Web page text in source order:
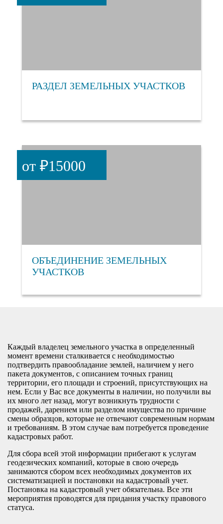
РАЗДЕЛ ЗЕМЕЛЬНЫХ УЧАСТКОВ
ОБЪЕДИНЕНИЕ ЗЕМЕЛЬНЫХ
УЧАСТКОВ
от ₽15000
Каждый владелец земельного участка в определенный
момент времени сталкивается с необходимостью
подтвердить правообладание землей, наличием у него
пакета документов, с описанием точных границ
территории, его площади и строений, присутствующих на
нем. Если у Вас все документы в наличии, но получили вы
их много лет назад, могут возникнуть трудности с
продажей, дарением или разделом имущества по причине
смены образцов, которые не отвечают современным нормам
и требованиям. В этом случае вам потребуется проведение
кадастровых работ.
Для сбора всей этой информации прибегают к услугам
геодезических компаний, которые в свою очередь
занимаются сбором всех необходимых документов их
систематизацией и постановки на кадастровый учет.
Постановка на кадастровый учет обязательна. Все эти
мероприятия проводятся для придания участку правового
статуса.